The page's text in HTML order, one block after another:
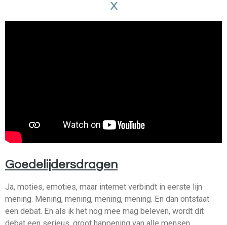
X
Goedelijdersdragen
Ja, moties, emoties, maar internet verbindt in eerste lijn
mening. Mening, mening, mening, mening. En dan ontstaat
een debat. En als ik het nog mee mag beleven, wordt dit
debat een serieus, groot happening van alle mensen,